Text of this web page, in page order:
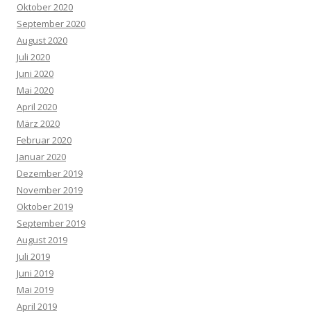
Oktober 2020
September 2020
August 2020
Juli 2020
Juni 2020
Mai 2020
April 2020
März 2020
Februar 2020
Januar 2020
Dezember 2019
November 2019
Oktober 2019
September 2019
August 2019
Juli 2019
Juni 2019
Mai 2019
April 2019